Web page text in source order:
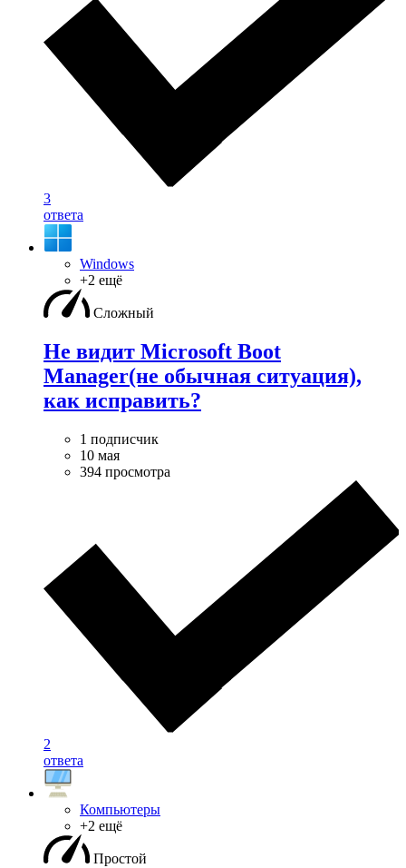
3
ответа
Windows
+2 ещё
Сложный
Не видит Microsoft Boot
Manager(не обычная ситуация),
как исправить?
1 подписчик
10 мая
394 просмотра
2
ответа
Компьютеры
+2 ещё
Простой